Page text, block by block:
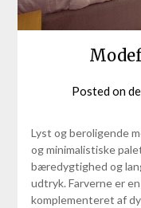
Posted on
Lyst og beroligende
og minimalistiske
bæredygtighed og
udtryk. Farverne er
komplementeret af